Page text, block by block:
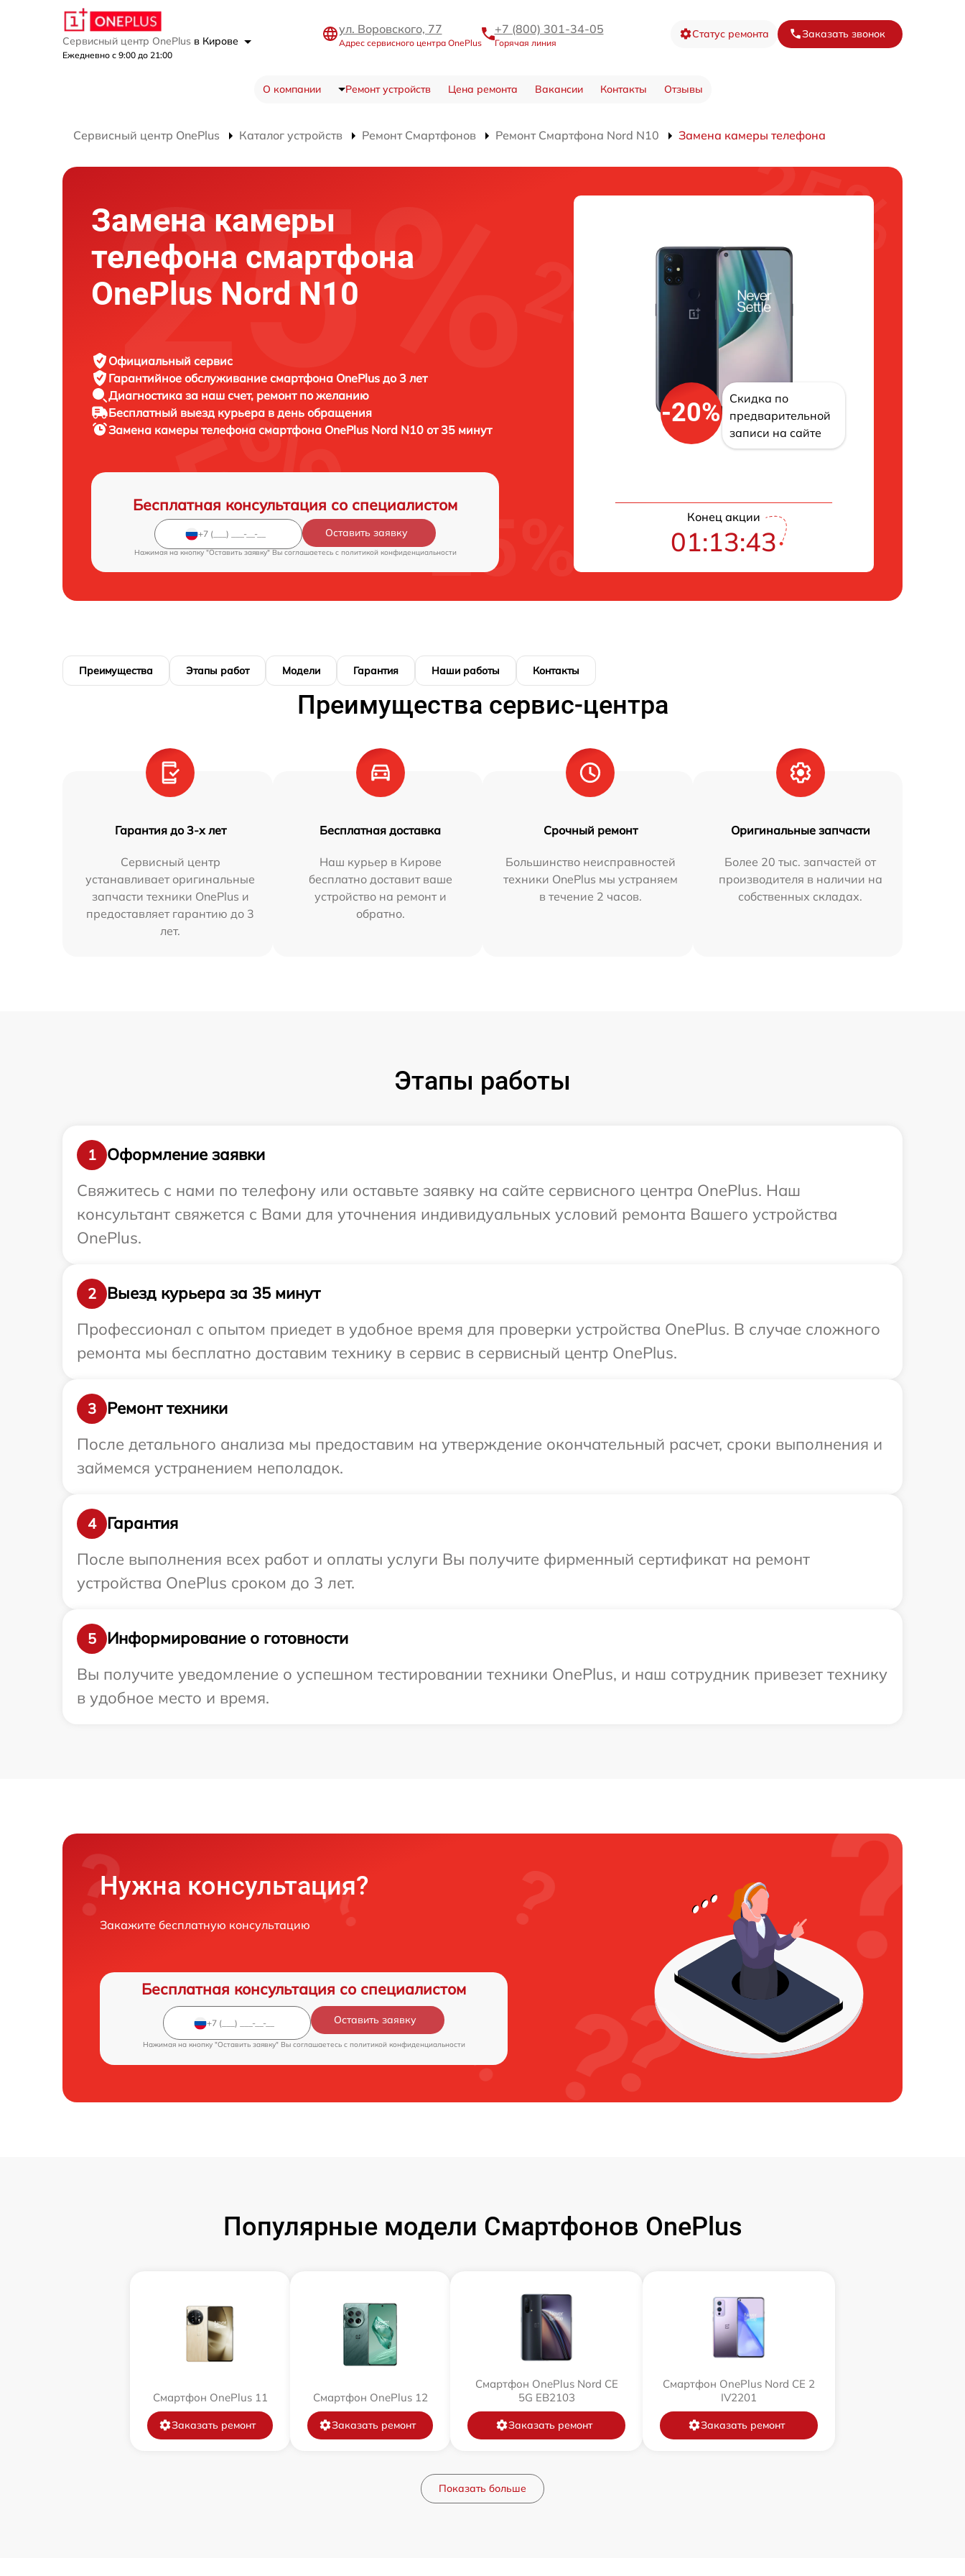
Сервисный центр OnePlus в Кирове
Ежедневно с 9:00 до 21:00
ул. Воровского, 77
Адрес сервисного центра OnePlus
+7 (800) 301-34-05
Горячая линия
Статус ремонта Заказать звонок
О компании Ремонт устройств Цена ремонта Вакансии Контакты Отзывы
Сервисный центр OnePlus Каталог устройств Ремонт Смартфонов Ремонт Смартфона Nord N10 Замена камеры телефона
Замена камеры
телефона смартфона
OnePlus Nord N10
Официальный сервис
Гарантийное обслуживание смартфона OnePlus до 3 лет
Диагностика за наш счет, ремонт по желанию
Бесплатный выезд курьера в день обращения
Замена камеры телефона смартфона OnePlus Nord N10 от 35 минут
Бесплатная консультация со специалистом
Оставить заявку
Нажимая на кнопку "Оставить заявку" Вы соглашаетесь c политикой конфиденциальности
-20%
Скидка по
предварительной
записи на сайте
Конец акции
01:13:42
Преимущества Этапы работ Модели Гарантия Наши работы Контакты
Преимущества сервис-центра
Гарантия до 3-х лет
Сервисный центр
устанавливает оригинальные
запчасти техники OnePlus и
предоставляет гарантию до 3
лет.
Бесплатная доставка
Наш курьер в Кирове
бесплатно доставит ваше
устройство на ремонт и
обратно.
Срочный ремонт
Большинство неисправностей
техники OnePlus мы устраняем
в течение 2 часов.
Оригинальные запчасти
Более 20 тыс. запчастей от
производителя в наличии на
собственных складах.
Этапы работы
1
Оформление заявки
Свяжитесь с нами по телефону или оставьте заявку на сайте сервисного центра OnePlus. Наш
консультант свяжется с Вами для уточнения индивидуальных условий ремонта Вашего устройства
OnePlus.
2
Выезд курьера за 35 минут
Профессионал с опытом приедет в удобное время для проверки устройства OnePlus. В случае сложного
ремонта мы бесплатно доставим технику в сервис в сервисный центр OnePlus.
3
Ремонт техники
После детального анализа мы предоставим на утверждение окончательный расчет, сроки выполнения и
займемся устранением неполадок.
4
Гарантия
После выполнения всех работ и оплаты услуги Вы получите фирменный сертификат на ремонт
устройства OnePlus сроком до 3 лет.
5
Информирование о готовности
Вы получите уведомление о успешном тестировании техники OnePlus, и наш сотрудник привезет технику
в удобное место и время.
Нужна консультация?
Закажите бесплатную консультацию
Бесплатная консультация со специалистом
Оставить заявку
Нажимая на кнопку "Оставить заявку" Вы соглашаетесь c политикой конфиденциальности
Популярные модели Смартфонов OnePlus
Смартфон OnePlus 11
Заказать ремонт
Смартфон OnePlus 12
Заказать ремонт
Смартфон OnePlus Nord CE
5G EB2103
Заказать ремонт
Смартфон OnePlus Nord CE 2
IV2201
Заказать ремонт
Показать больше